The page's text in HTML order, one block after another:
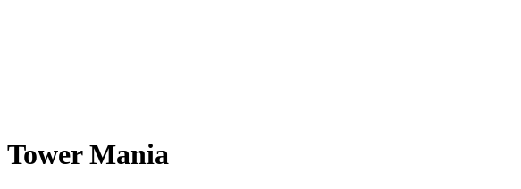
Tower Mania